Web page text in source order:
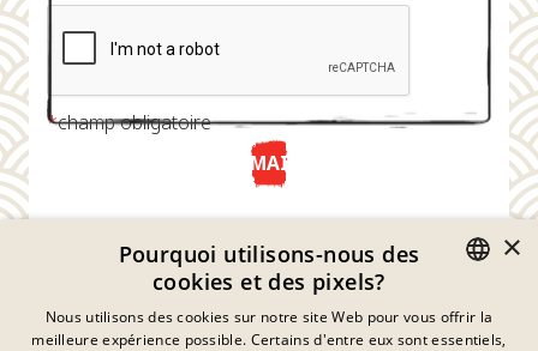
*champ obligatoire
ENVOYER MAINTENANT
GERMAN
×
Pourquoi utilisons-nous des
cookies et des pixels?
Nous utilisons des cookies sur notre site Web pour vous offrir la
meilleure expérience possible. Certains d'entre eux sont essentiels,